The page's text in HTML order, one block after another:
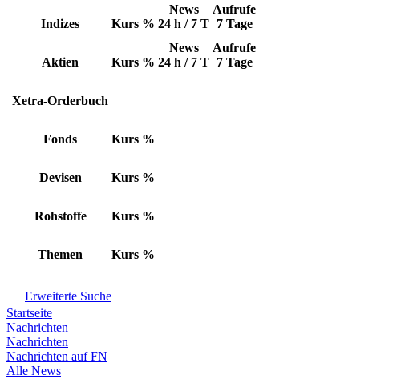
Indizes Kurs %
News
24 h / 7 T
Aufrufe
7 Tage
Aktien Kurs %
News
24 h / 7 T
Aufrufe
7 Tage
Xetra-Orderbuch
Fonds Kurs %
Devisen Kurs %
Rohstoffe Kurs %
Themen Kurs %
Erweiterte Suche
Startseite
Nachrichten
Nachrichten
Nachrichten auf FN
Alle News